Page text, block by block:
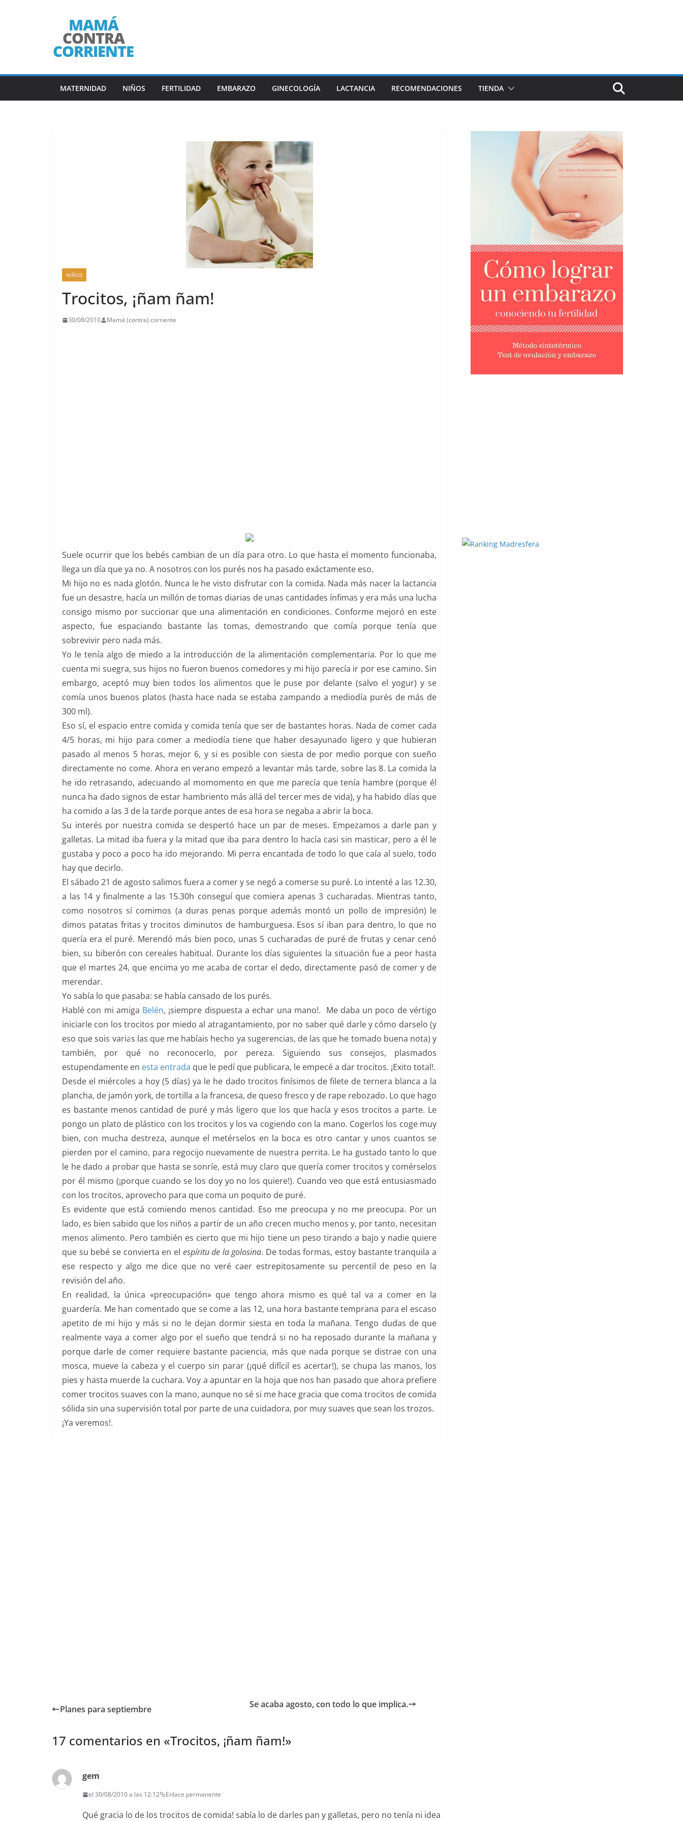
MATERNIDAD NIÑOS FERTILIDAD EMBARAZO GINECOLOGÍA LACTANCIA RECOMENDACIONES TIENDA
NIÑOS
Trocitos, ¡ñam ñam!
30/08/2010 Mamá (contra) corriente
Suele ocurrir que los bebés cambian de un día para otro. Lo que hasta el momento funcionaba,
llega un día que ya no. A nosotros con los purés nos ha pasado exáctamente eso.
Mi hijo no es nada glotón. Nunca le he visto disfrutar con la comida. Nada más nacer la lactancia
fue un desastre, hacía un millón de tomas diarias de unas cantidades ínfimas y era más una lucha
consigo mismo por succionar que una alimentación en condiciones. Conforme mejoró en este
aspecto, fue espaciando bastante las tomas, demostrando que comía porque tenía que
sobrevivir pero nada más.
Yo le tenía algo de miedo a la introducción de la alimentación complementaria. Por lo que me
cuenta mi suegra, sus hijos no fueron buenos comedores y mi hijo parecía ir por ese camino. Sin
embargo, aceptó muy bien todos los alimentos que le puse por delante (salvo el yogur) y se
comía unos buenos platos (hasta hace nada se estaba zampando a mediodía purés de más de
300 ml).
Eso sí, el espacio entre comida y comida tenía que ser de bastantes horas. Nada de comer cada
4/5 horas, mi hijo para comer a mediodía tiene que haber desayunado ligero y que hubieran
pasado al menos 5 horas, mejor 6, y si es posible con siesta de por medio porque con sueño
directamente no come. Ahora en verano empezó a levantar más tarde, sobre las 8. La comida la
he ido retrasando, adecuando al momomento en que me parecía que tenía hambre (porque él
nunca ha dado signos de estar hambriento más allá del tercer mes de vida), y ha habido días que
ha comido a las 3 de la tarde porque antes de esa hora se negaba a abrir la boca.
Su interés por nuestra comida se despertó hace un par de meses. Empezamos a darle pan y
galletas. La mitad iba fuera y la mitad que iba para dentro lo hacía casi sin masticar, pero a él le
gustaba y poco a poco ha ido mejorando. Mi perra encantada de todo lo que caía al suelo, todo
hay que decirlo.
El sábado 21 de agosto salimos fuera a comer y se negó a comerse su puré. Lo intenté a las 12.30,
a las 14 y finalmente a las 15.30h conseguí que comiera apenas 3 cucharadas. Mientras tanto,
como nosotros sí comimos (a duras penas porque además montó un pollo de impresión) le
dimos patatas fritas y trocitos diminutos de hamburguesa. Esos sí iban para dentro, lo que no
quería era el puré. Merendó más bien poco, unas 5 cucharadas de puré de frutas y cenar cenó
bien, su biberón con cereales habitual. Durante los días siguientes la situación fue a peor hasta
que el martes 24, que encima yo me acaba de cortar el dedo, directamente pasó de comer y de
merendar.
Yo sabía lo que pasaba: se había cansado de los purés.
Hablé con mi amiga Belén, ¡siempre dispuesta a echar una mano!. Me daba un poco de vértigo
iniciarle con los trocitos por miedo al atragantamiento, por no saber qué darle y cómo darselo (y
eso que sois varias las que me habíais hecho ya sugerencias, de las que he tomado buena nota) y
también, por qué no reconocerlo, por pereza. Siguiendo sus consejos, plasmados
estupendamente en esta entrada que le pedí que publicara, le empecé a dar trocitos. ¡Exito total!.
Desde el miércoles a hoy (5 días) ya le he dado trocitos finísimos de filete de ternera blanca a la
plancha, de jamón york, de tortilla a la francesa, de queso fresco y de rape rebozado. Lo que hago
es bastante menos cantidad de puré y más ligero que los que hacía y esos trocitos a parte. Le
pongo un plato de plástico con los trocitos y los va cogiendo con la mano. Cogerlos los coge muy
bien, con mucha destreza, aunque el metérselos en la boca es otro cantar y unos cuantos se
pierden por el camino, para regocijo nuevamente de nuestra perrita. Le ha gustado tanto lo que
le he dado a probar que hasta se sonríe, está muy claro que quería comer trocitos y comérselos
por él mismo (¡porque cuando se los doy yo no los quiere!). Cuando veo que está entusiasmado
con los trocitos, aprovecho para que coma un poquito de puré.
Es evidente que está comiendo menos cantidad. Eso me preocupa y no me preocupa. Por un
lado, es bien sabido que los niños a partir de un año crecen mucho menos y, por tanto, necesitan
menos alimento. Pero también es cierto que mi hijo tiene un peso tirando a bajo y nadie quiere
que su bebé se convierta en el espíritu de la golosina. De todas formas, estoy bastante tranquila a
ese respecto y algo me dice que no veré caer estrepitosamente su percentil de peso en la
revisión del año.
En realidad, la única «preocupación» que tengo ahora mismo es qué tal va a comer en la
guardería. Me han comentado que se come a las 12, una hora bastante temprana para el escaso
apetito de mi hijo y más si no le dejan dormir siesta en toda la mañana. Tengo dudas de que
realmente vaya a comer algo por el sueño que tendrá si no ha reposado durante la mañana y
porque darle de comer requiere bastante paciencia, más que nada porque se distrae con una
mosca, mueve la cabeza y el cuerpo sin parar (¡qué difícil es acertar!), se chupa las manos, los
pies y hasta muerde la cuchara. Voy a apuntar en la hoja que nos han pasado que ahora prefiere
comer trocitos suaves con la mano, aunque no sé si me hace gracia que coma trocitos de comida
sólida sin una supervisión total por parte de una cuidadora, por muy suaves que sean los trozos.
¡Ya veremos!.
Planes para septiembre Se acaba agosto, con todo lo que implica.
17 comentarios en «Trocitos, ¡ñam ñam!»
gem
el 30/08/2010 a las 12:12 Enlace permanente
Qué gracia lo de los trocitos de comida! sabía lo de darles pan y galletas, pero no tenía ni idea